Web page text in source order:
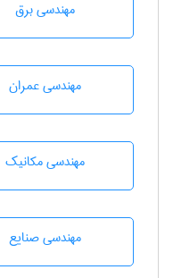
مهندسی برق
مهندسی عمران
مهندسی مکانیک
مهندسی صنايع